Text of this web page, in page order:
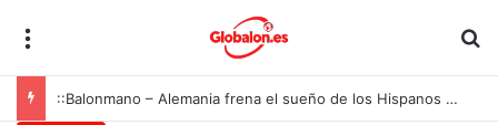
::Balonmano – Alemania frena el sueño de los Hispanos Juveniles, que lucharán ahora por el bronce europeo